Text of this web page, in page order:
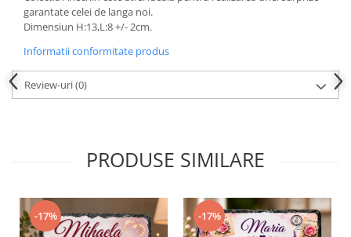
garantate celei de langa noi.
Dimensiun H:13,L:8 +/- 2cm.
Informatii conformitate produs
Review-uri(0)
PRODUSE SIMILARE
-17% -17%